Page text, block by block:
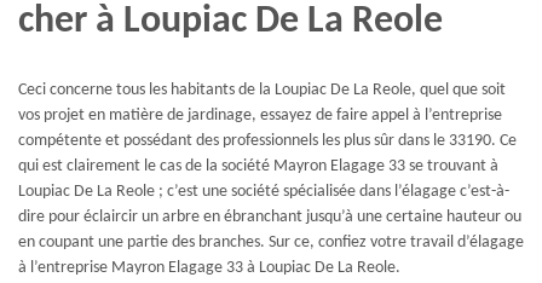
cher à Loupiac De La Reole
Ceci concerne tous les habitants de la Loupiac De La Reole, quel que soit
vos projet en matière de jardinage, essayez de faire appel à l’entreprise
compétente et possédant des professionnels les plus sûr dans le 33190. Ce
qui est clairement le cas de la société Mayron Elagage 33 se trouvant à
Loupiac De La Reole ; c’est une société spécialisée dans l’élagage c’est-à-
dire pour éclaircir un arbre en ébranchant jusqu’à une certaine hauteur ou
en coupant une partie des branches. Sur ce, confiez votre travail d’élagage
à l’entreprise Mayron Elagage 33 à Loupiac De La Reole.